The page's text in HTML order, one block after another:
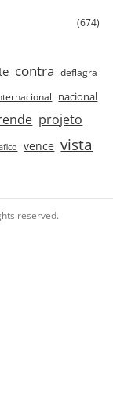
(674)
contra deflagra
nacional
projeto
vence vista
reserved.